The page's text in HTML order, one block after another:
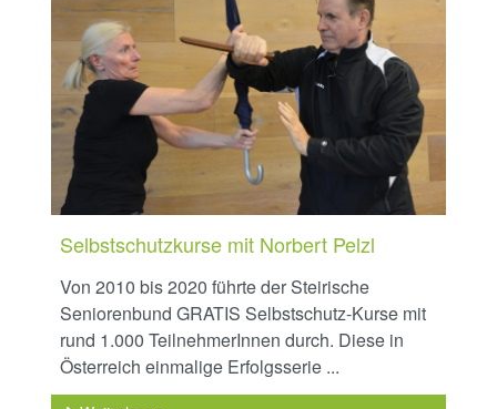
Selbstschutzkurse mit Norbert Pelzl
Von 2010 bis 2020 führte der Steirische
Seniorenbund GRATIS Selbstschutz-Kurse mit
rund 1.000 TeilnehmerInnen durch. Diese in
Österreich einmalige Erfolgsserie ...